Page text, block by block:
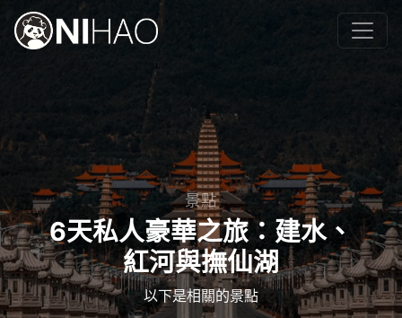
景點
6天私人豪華之旅：建水、
紅河與撫仙湖
以下是相關的景點